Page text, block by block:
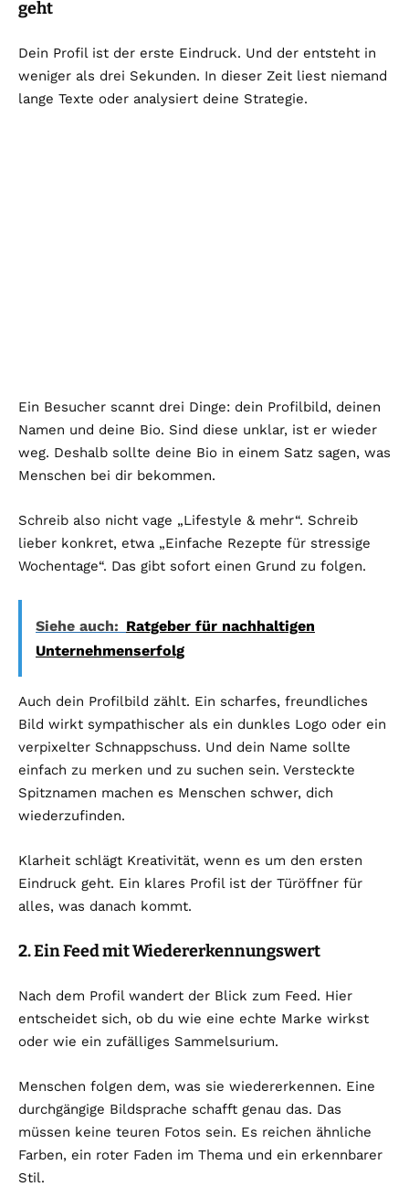
geht
Dein Profil ist der erste Eindruck. Und der entsteht in
weniger als drei Sekunden. In dieser Zeit liest niemand
lange Texte oder analysiert deine Strategie.
Ein Besucher scannt drei Dinge: dein Profilbild, deinen
Namen und deine Bio. Sind diese unklar, ist er wieder
weg. Deshalb sollte deine Bio in einem Satz sagen, was
Menschen bei dir bekommen.
Schreib also nicht vage „Lifestyle & mehr“. Schreib
lieber konkret, etwa „Einfache Rezepte für stressige
Wochentage“. Das gibt sofort einen Grund zu folgen.
Siehe auch: Ratgeber für nachhaltigen
Unternehmenserfolg
Auch dein Profilbild zählt. Ein scharfes, freundliches
Bild wirkt sympathischer als ein dunkles Logo oder ein
verpixelter Schnappschuss. Und dein Name sollte
einfach zu merken und zu suchen sein. Versteckte
Spitznamen machen es Menschen schwer, dich
wiederzufinden.
Klarheit schlägt Kreativität, wenn es um den ersten
Eindruck geht. Ein klares Profil ist der Türöffner für
alles, was danach kommt.
2. Ein Feed mit Wiedererkennungswert
Nach dem Profil wandert der Blick zum Feed. Hier
entscheidet sich, ob du wie eine echte Marke wirkst
oder wie ein zufälliges Sammelsurium.
Menschen folgen dem, was sie wiedererkennen. Eine
durchgängige Bildsprache schafft genau das. Das
müssen keine teuren Fotos sein. Es reichen ähnliche
Farben, ein roter Faden im Thema und ein erkennbarer
Stil.